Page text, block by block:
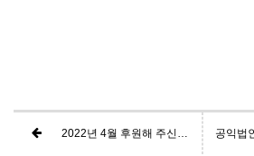
2022년 4월 후원해 주신 분들 명단입니다.